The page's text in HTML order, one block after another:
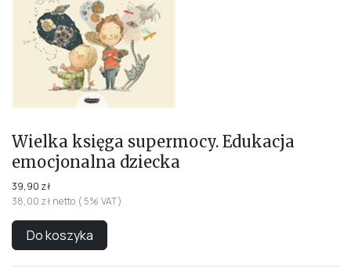
Wielka księga supermocy. Edukacja
emocjonalna dziecka
39,90 zł
38,00 zł netto ( 5% VAT)
Do koszyka